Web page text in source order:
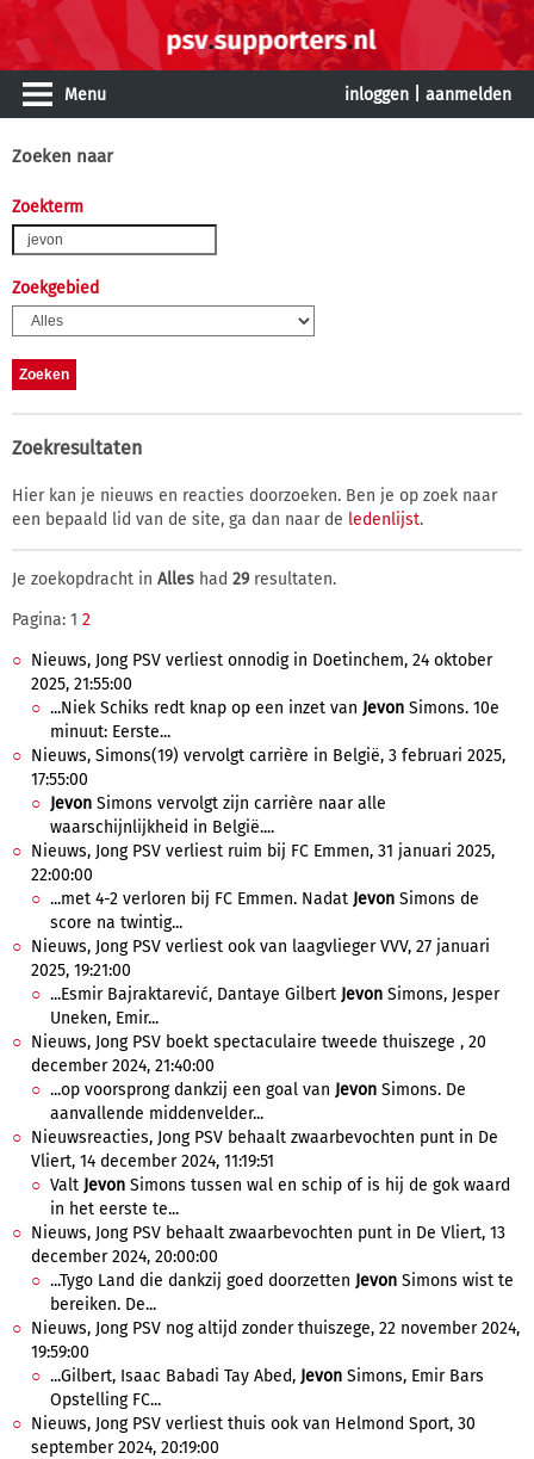
Menu inloggen aanmelden
Zoeken naar
Zoekterm
Zoekgebied
Zoekresultaten
Hier kan je nieuws en reacties doorzoeken. Ben je op zoek naar
een bepaald lid van de site, ga dan naar de ledenlijst.
Je zoekopdracht in Alles had 29resultaten.
Pagina: 1 2
Nieuws, Jong PSV verliest onnodig in Doetinchem, 24 oktober
2025, 21:55:00
...Niek Schiks redt knap op een inzet van Jevon Simons. 10e
minuut: Eerste...
Nieuws, Simons(19) vervolgt carrière in België, 3 februari 2025,
17:55:00
Jevon Simons vervolgt zijn carrière naar alle
waarschijnlijkheid in België....
Nieuws, Jong PSV verliest ruim bij FC Emmen, 31 januari 2025,
22:00:00
...met 4-2 verloren bij FC Emmen. Nadat Jevon Simons de
score na twintig...
Nieuws, Jong PSV verliest ook van laagvlieger VVV, 27 januari
2025, 19:21:00
...Esmir Bajraktarević, Dantaye Gilbert Jevon Simons, Jesper
Uneken, Emir...
Nieuws, Jong PSV boekt spectaculaire tweede thuiszege , 20
december 2024, 21:40:00
...op voorsprong dankzij een goal van Jevon Simons. De
aanvallende middenvelder...
Nieuwsreacties, Jong PSV behaalt zwaarbevochten punt in De
Vliert, 14 december 2024, 11:19:51
Valt Jevon Simons tussen wal en schip of is hij de gok waard
in het eerste te...
Nieuws, Jong PSV behaalt zwaarbevochten punt in De Vliert, 13
december 2024, 20:00:00
...Tygo Land die dankzij goed doorzetten Jevon Simons wist te
bereiken. De...
Nieuws, Jong PSV nog altijd zonder thuiszege, 22 november 2024,
19:59:00
...Gilbert, Isaac Babadi Tay Abed, Jevon Simons, Emir Bars
Opstelling FC...
Nieuws, Jong PSV verliest thuis ook van Helmond Sport, 30
september 2024, 20:19:00